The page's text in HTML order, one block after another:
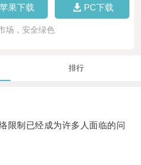
苹果下载 PC下载
场，安全绿色
排行
制已经成为许多人面临的问